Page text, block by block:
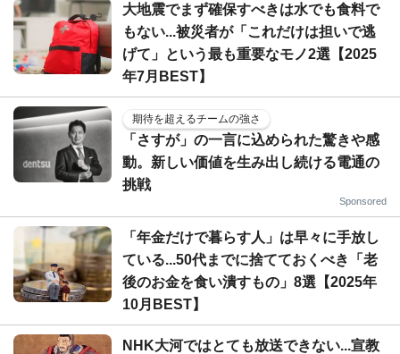
大地震でまず確保すべきは水でも食料で
もない...被災者が「これだけは担いで逃
げて」という最も重要なモノ2選【2025
年7月BEST】
期待を超えるチームの強さ
「さすが」の一言に込められた驚きや感
動。新しい価値を生み出し続ける電通の
挑戦
Sponsored
「年金だけで暮らす人」は早々に手放し
ている...50代までに捨てておくべき「老
後のお金を食い潰すもの」8選【2025年
10月BEST】
NHK大河ではとても放送できない...宣教